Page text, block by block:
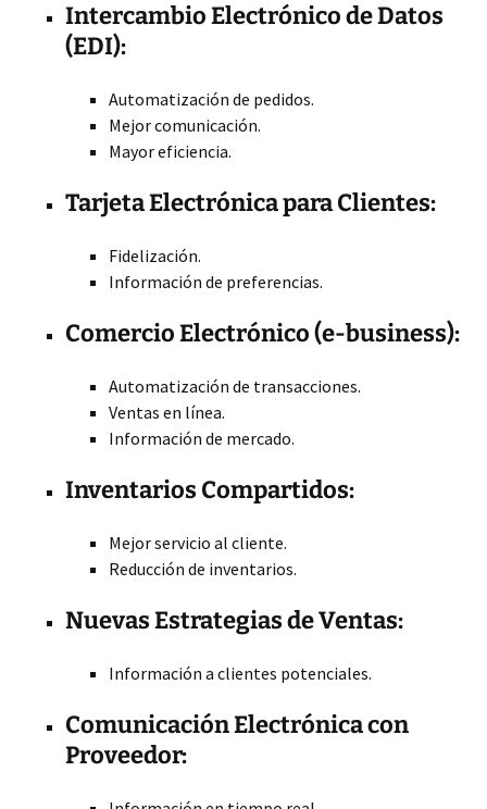
Intercambio Electrónico de Datos
(EDI):
Automatización de pedidos.
Mejor comunicación.
Mayor eficiencia.
Tarjeta Electrónica para Clientes:
Fidelización.
Información de preferencias.
Comercio Electrónico (e-business):
Automatización de transacciones.
Ventas en línea.
Información de mercado.
Inventarios Compartidos:
Mejor servicio al cliente.
Reducción de inventarios.
Nuevas Estrategias de Ventas:
Información a clientes potenciales.
Comunicación Electrónica con
Proveedor: